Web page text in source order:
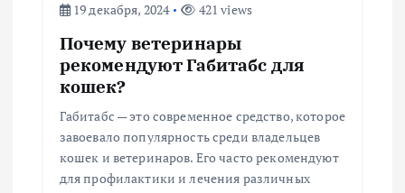
19 декабря, 2024
421 views
Почему ветеринары
рекомендуют Габитабс для
кошек?
Габитабс — это современное средство, которое
завоевало популярность среди владельцев
кошек и ветеринаров. Его часто рекомендуют
для профилактики и лечения различных